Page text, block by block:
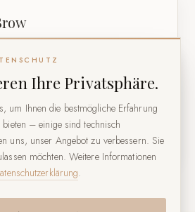
geliftet, fixiert und gefärbt.
oder künstliche Materialien. Drei
Wimperntyp, sofort sichtbares
→
Ihre Privatsphäre.
um Ihnen die bestmögliche Erfahrung
– einige sind technisch
uns, unser Angebot zu verbessern. Sie
möchten. Weitere Informationen
.